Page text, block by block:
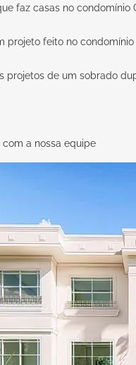
faz casas no
feito no
projetos de um sobrado